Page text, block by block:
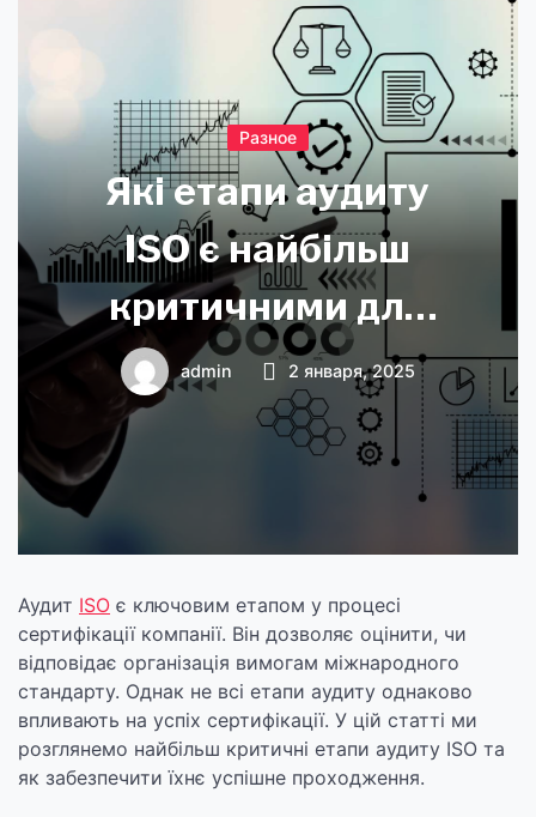
Разное
Які етапи аудиту
ISO є найбільш
критичними для
успіху?
admin 2 января, 2025
Аудит ISO є ключовим етапом у процесі
сертифікації компанії. Він дозволяє оцінити, чи
відповідає організація вимогам міжнародного
стандарту. Однак не всі етапи аудиту однаково
впливають на успіх сертифікації. У цій статті ми
розглянемо найбільш критичні етапи аудиту ISO та
як забезпечити їхнє успішне проходження.